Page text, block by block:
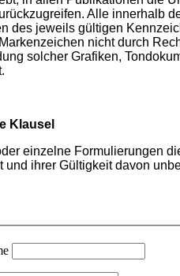
Alle innerhalb
des jeweils gültigen
nicht durch
solcher Grafiken,
Klausel
einzelne Formulierungen
und ihrer Gültigkeit davon